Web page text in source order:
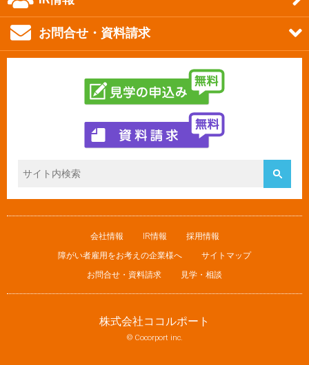
お問合せ・資料請求
会社情報 IR情報
採用情報
障がい者雇用をお考えの企業様へ
サイトマップ
お問合せ・資料請求
見学・相談
株式会社ココルポート
© Cocorport inc.